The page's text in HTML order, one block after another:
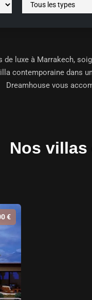
de luxe à Marrakech,
contemporaine dans
Dreamhouse vous
Nos villas
€